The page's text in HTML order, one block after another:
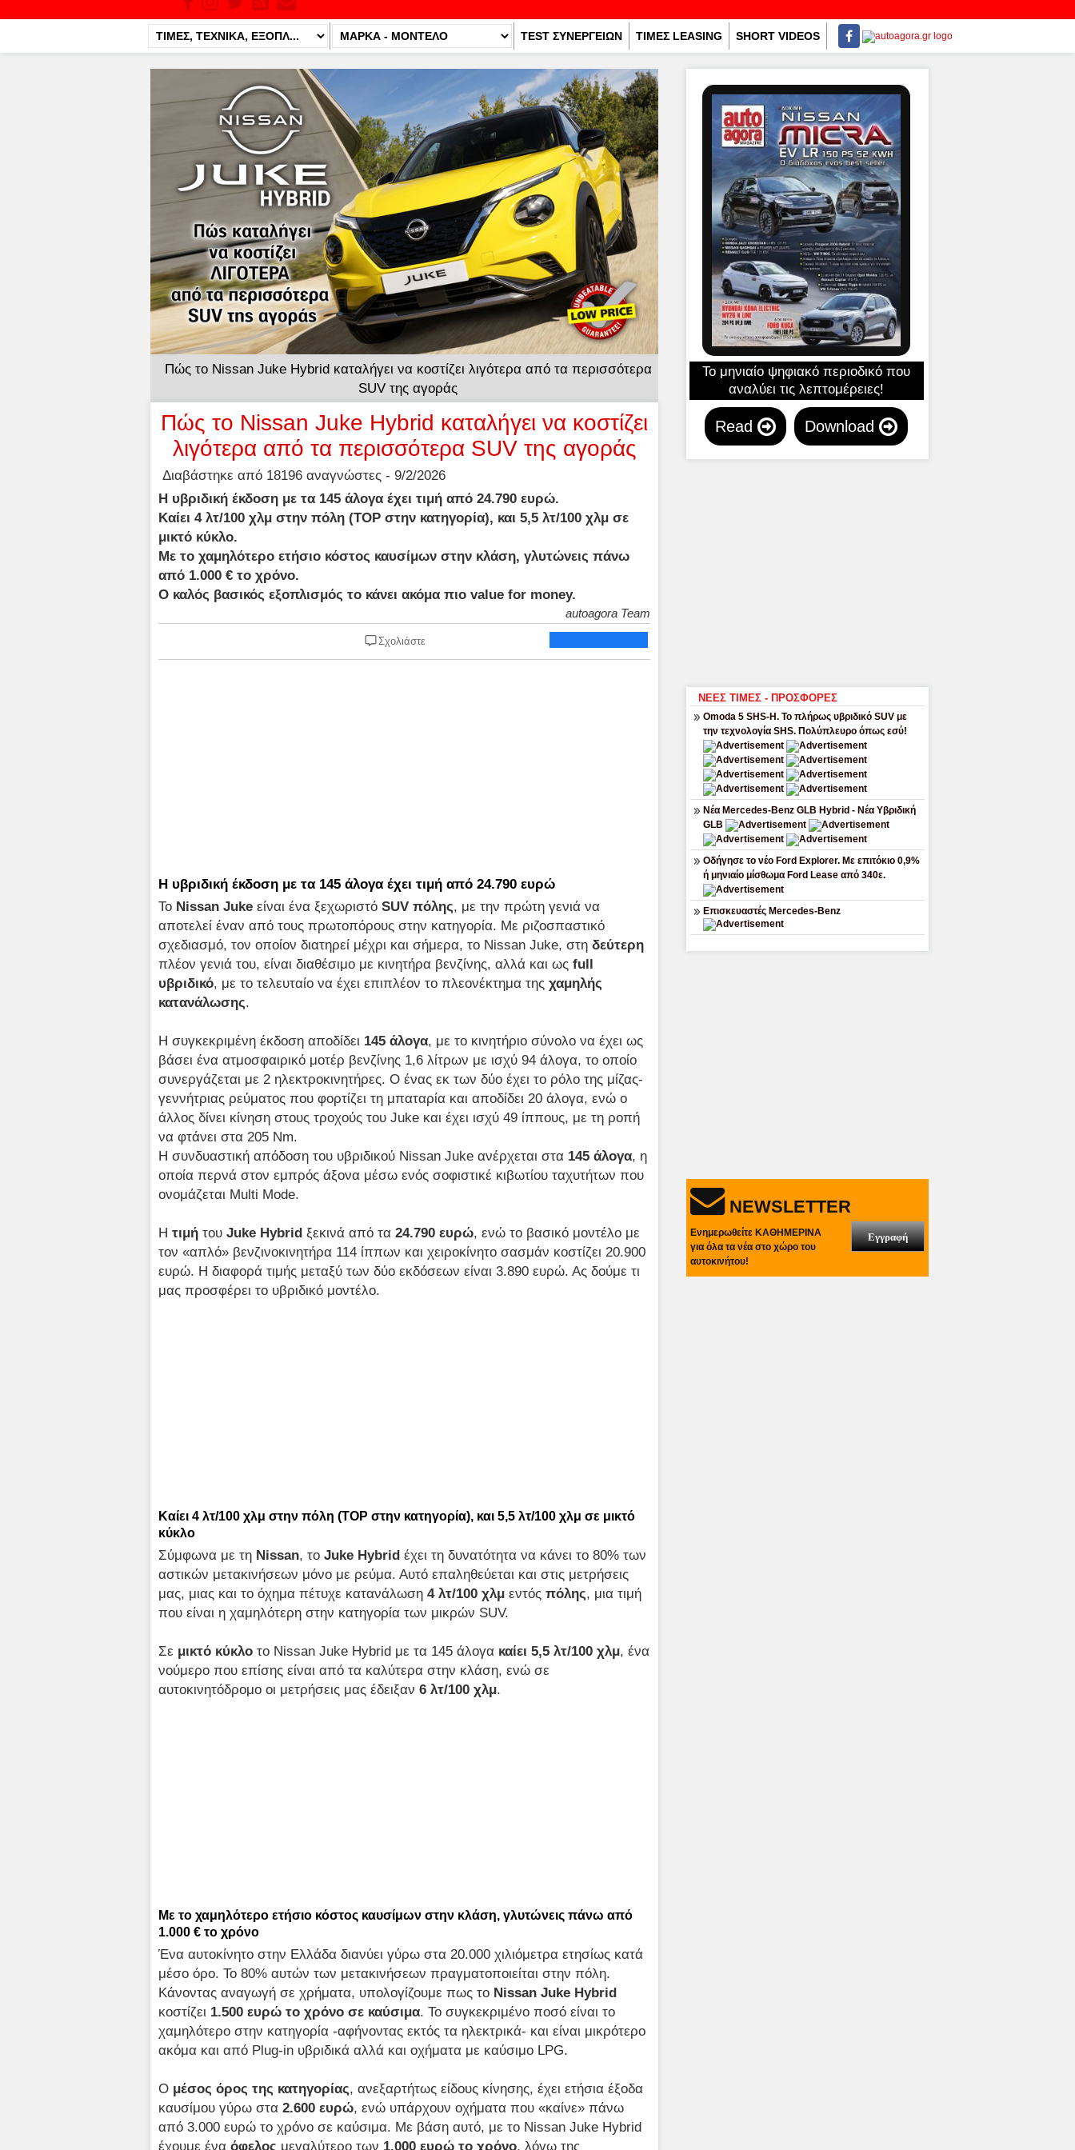
TEST ΣΥΝΕΡΓΕΙΩΝ ΤΙΜΕΣ LEASING SHORT VIDEOS
Πώς το Nissan Juke Hybrid καταλήγει να κοστίζει λιγότερα από τα περισσότερα
SUV της αγοράς
Πώς το Nissan Juke Hybrid καταλήγει να κοστίζει
λιγότερα από τα περισσότερα SUV της αγοράς
Διαβάστηκε από 18196 αναγνώστες - 9/2/2026
Η υβριδική έκδοση με τα 145 άλογα έχει τιμή από 24.790 ευρώ.
Καίει 4 λτ/100 χλμ στην πόλη (TOP στην κατηγορία), και 5,5 λτ/100 χλμ σε
μικτό κύκλο.
Με το χαμηλότερο ετήσιο κόστος καυσίμων στην κλάση, γλυτώνεις πάνω
από 1.000 € το χρόνο.
Ο καλός βασικός εξοπλισμός το κάνει ακόμα πιο value for money.
autoagora Team
Σχολιάστε
Η υβριδική έκδοση με τα 145 άλογα έχει τιμή από 24.790 ευρώ
Το Nissan Juke είναι ένα ξεχωριστό SUV πόλης, με την πρώτη γενιά να
αποτελεί έναν από τους πρωτοπόρους στην κατηγορία. Με ριζοσπαστικό
σχεδιασμό, τον οποίον διατηρεί μέχρι και σήμερα, το Nissan Juke, στη δεύτερη
πλέον γενιά του, είναι διαθέσιμο με κινητήρα βενζίνης, αλλά και ως full
υβριδικό, με το τελευταίο να έχει επιπλέον το πλεονέκτημα της χαμηλής
κατανάλωσης.
Η συγκεκριμένη έκδοση αποδίδει 145 άλογα, με το κινητήριο σύνολο να έχει ως
βάσει ένα ατμοσφαιρικό μοτέρ βενζίνης 1,6 λίτρων με ισχύ 94 άλογα, το οποίο
συνεργάζεται με 2 ηλεκτροκινητήρες. Ο ένας εκ των δύο έχει το ρόλο της μίζας-
γεννήτριας ρεύματος που φορτίζει τη μπαταρία και αποδίδει 20 άλογα, ενώ ο
άλλος δίνει κίνηση στους τροχούς του Juke και έχει ισχύ 49 ίππους, με τη ροπή
να φτάνει στα 205 Nm.
Η συνδυαστική απόδοση του υβριδικού Nissan Juke ανέρχεται στα 145 άλογα, η
οποία περνά στον εμπρός άξονα μέσω ενός σοφιστικέ κιβωτίου ταχυτήτων που
ονομάζεται Multi Mode.
Η τιμή του Juke Hybrid ξεκινά από τα 24.790 ευρώ, ενώ το βασικό μοντέλο με
τον «απλό» βενζινοκινητήρα 114 ίππων και χειροκίνητο σασμάν κοστίζει 20.900
ευρώ. Η διαφορά τιμής μεταξύ των δύο εκδόσεων είναι 3.890 ευρώ. Ας δούμε τι
μας προσφέρει το υβριδικό μοντέλο.
Καίει 4 λτ/100 χλμ στην πόλη (TOP στην κατηγορία), και 5,5 λτ/100 χλμ σε μικτό
κύκλο
Σύμφωνα με τη Nissan, το Juke Hybrid έχει τη δυνατότητα να κάνει το 80% των
αστικών μετακινήσεων μόνο με ρεύμα. Αυτό επαληθεύεται και στις μετρήσεις
μας, μιας και το όχημα πέτυχε κατανάλωση 4 λτ/100 χλμ εντός πόλης, μια τιμή
που είναι η χαμηλότερη στην κατηγορία των μικρών SUV.
Σε μικτό κύκλο το Nissan Juke Hybrid με τα 145 άλογα καίει 5,5 λτ/100 χλμ, ένα
νούμερο που επίσης είναι από τα καλύτερα στην κλάση, ενώ σε
αυτοκινητόδρομο οι μετρήσεις μας έδειξαν 6 λτ/100 χλμ.
Με το χαμηλότερο ετήσιο κόστος καυσίμων στην κλάση, γλυτώνεις πάνω από
1.000 € το χρόνο
Ένα αυτοκίνητο στην Ελλάδα διανύει γύρω στα 20.000 χιλιόμετρα ετησίως κατά
μέσο όρο. Το 80% αυτών των μετακινήσεων πραγματοποιείται στην πόλη.
Κάνοντας αναγωγή σε χρήματα, υπολογίζουμε πως το Nissan Juke Hybrid
κοστίζει 1.500 ευρώ το χρόνο σε καύσιμα. Το συγκεκριμένο ποσό είναι το
χαμηλότερο στην κατηγορία -αφήνοντας εκτός τα ηλεκτρικά- και είναι μικρότερο
ακόμα και από Plug-in υβριδικά αλλά και οχήματα με καύσιμο LPG.
Ο μέσος όρος της κατηγορίας, ανεξαρτήτως είδους κίνησης, έχει ετήσια έξοδα
καυσίμου γύρω στα 2.600 ευρώ, ενώ υπάρχουν οχήματα που «καίνε» πάνω
από 3.000 ευρώ το χρόνο σε καύσιμα. Με βάση αυτό, με το Nissan Juke Hybrid
έχουμε ένα όφελος μεγαλύτερο των 1.000 ευρώ το χρόνο, λόγω της
Το μηνιαίο ψηφιακό περιοδικό που
αναλύει τις λεπτομέρειες!
Read Download
ΝΕΕΣ ΤΙΜΕΣ - ΠΡΟΣΦΟΡΕΣ
Omoda 5 SHS-H. Το πλήρως υβριδικό SUV με
την τεχνολογία SHS. Πολύπλευρο όπως εσύ!
Νέα Mercedes-Benz GLB Hybrid - Νέα Υβριδική
GLB
Οδήγησε το νέο Ford Explorer. Με επιτόκιο 0,9%
ή μηνιαίο μίσθωμα Ford Lease από 340ε.
Επισκευαστές Mercedes-Benz
NEWSLETTER
Ενημερωθείτε ΚΑΘΗΜΕΡΙΝΑ
για όλα τα νέα στο χώρο του
αυτοκινήτου!
Εγγραφή